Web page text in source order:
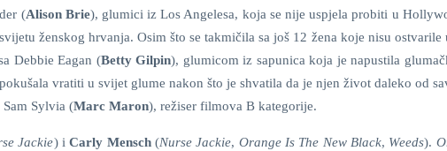
(Alison Brie), glumici iz Los Angelesa, koja se nije uspjela probiti u
ženskog hrvanja. Osim što se takmičila sa još 12 žena koje nisu ostvarile
Debbie Eagan (Betty Gilpin), glumicom iz sapunica koja je napustila
vratiti u svijet glume nakon što je shvatila da je njen život daleko od
Sylvia (Marc Maron), režiser filmova B kategorije.
Jackie) iCarly Mensch(Nurse Jackie, Orange Is The New Black, Weeds).